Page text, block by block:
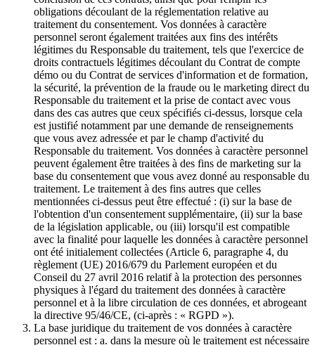
obligations découlant de la réglementation relative au
traitement du consentement. Vos données à caractère
personnel seront également traitées aux fins des intérêts
légitimes du Responsable du traitement, tels que l'exercice de
droits contractuels légitimes découlant du Contrat de compte
démo ou du Contrat de services d'information et de formation,
la sécurité, la prévention de la fraude ou le marketing direct du
Responsable du traitement et la prise de contact avec vous
dans des cas autres que ceux spécifiés ci-dessus, lorsque cela
est justifié notamment par une demande de renseignements
que vous avez adressée et par le champ d'activité du
Responsable du traitement. Vos données à caractère personnel
peuvent également être traitées à des fins de marketing sur la
base du consentement que vous avez donné au responsable du
traitement. Le traitement à des fins autres que celles
mentionnées ci-dessus peut être effectué : (i) sur la base de
l'obtention d'un consentement supplémentaire, (ii) sur la base
de la législation applicable, ou (iii) lorsqu'il est compatible
avec la finalité pour laquelle les données à caractère personnel
ont été initialement collectées (Article 6, paragraphe 4, du
règlement (UE) 2016/679 du Parlement européen et du
Conseil du 27 avril 2016 relatif à la protection des personnes
physiques à l'égard du traitement des données à caractère
personnel et à la libre circulation de ces données, et abrogeant
la directive 95/46/CE, (ci-après : « RGPD »).
La base juridique du traitement de vos données à caractère
personnel est : a. dans la mesure où le traitement est nécessaire